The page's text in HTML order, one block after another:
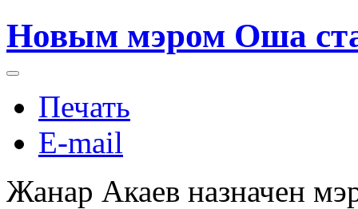
Новым мэром Оша
Печать
E-mail
Жанар Акаев назначен